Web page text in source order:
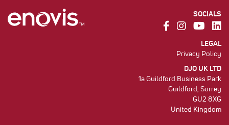
SOCIALS
LEGAL
Privacy Policy
DJO UK LTD
1a Guildford Business Park
Guildford, Surrey
GU2 8XG
United Kingdom